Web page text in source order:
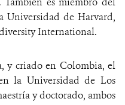
Universidad de Harvard,
International.
y criado en Colombia, el
la Universidad de Los
y doctorado, ambos